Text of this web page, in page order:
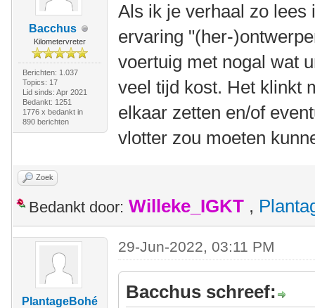
Bacchus
Kilometervreter
Berichten: 1.037
Topics: 17
Lid sinds: Apr 2021
Bedankt: 1251
1776 x bedankt in
890 berichten
Als ik je verhaal zo lees
ervaring "(her-
voertuig met nogal wat
veel tijd kost. Het klinkt
elkaar zetten en/of
vlotter zou moeten
Zoek
Bedankt door: Willeke_IGKT ,
PlantageBohé
29-Jun-2022, 03:11 PM
Bacchus schreef: